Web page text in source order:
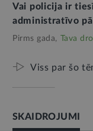
Vai policija ir
administratīvo
Pirms gada, Tava
Viss par šo
SKAIDROJUMI